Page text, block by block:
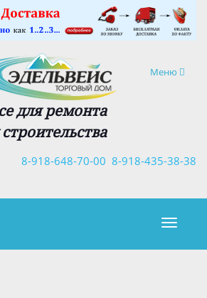
Навигация
Меню
для ремонта
8-918-435-38-38
8-918-648-70-00
×